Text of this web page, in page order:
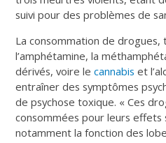
suivi pour des problèmes de
La consommation de drogues,
l’amphétamine, la
dérivés, voire lecannabis et
entraîner des symptômes
de psychose toxique. « Ces
consommées pour leurs
notamment la fonction des